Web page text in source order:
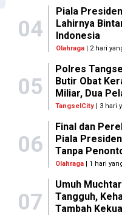
04
Piala
Lahirnya
Indonesia
Olahraga| 2 hari
05
Polres
Butir Obat
Miliar, Dua
TangselCity | 3 hari
06
Final dan
Piala
Tanpa
Olahraga | 1 hari
07
Umuh
Tangguh,
Tambah